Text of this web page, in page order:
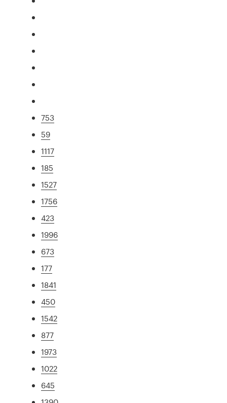
753
59
1117
185
1527
1756
423
1996
673
177
1841
450
1542
877
1973
1022
645